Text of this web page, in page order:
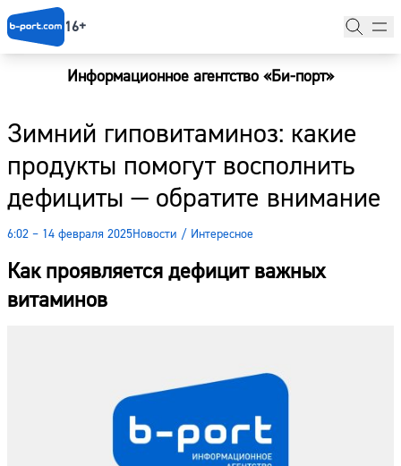
16+
Информационное агентство «Би-порт»
Зимний гиповитаминоз: какие
продукты помогут восполнить
дефициты — обратите внимание
6:02 – 14 февраля 2025Новости / Интересное
Как проявляется дефицит важных
витаминов
Новости
Наши гости
Фоторепортажи
Погода
Курсы валют